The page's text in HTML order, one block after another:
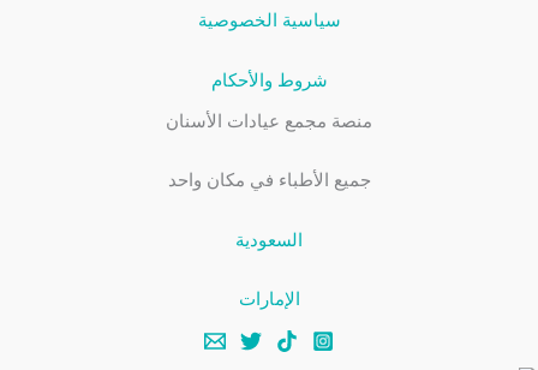
سياسية الخصوصية
شروط والأحكام
منصة مجمع عيادات الأسنان
جميع الأطباء في مكان واحد
السعودية
الإمارات